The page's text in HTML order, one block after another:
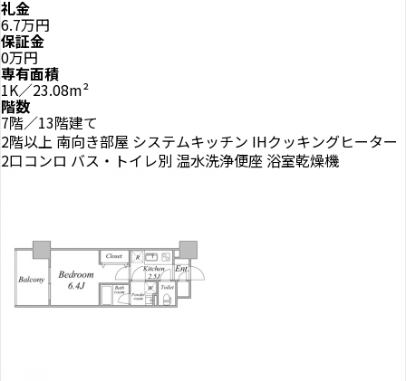
礼金
6.7万円
保証金
0万円
専有面積
1K／23.08m²
階数
7階／13階建て
2階以上 南向き部屋 システムキッチン IHクッキングヒーター
2口コンロ バス・トイレ別 温水洗浄便座 浴室乾燥機